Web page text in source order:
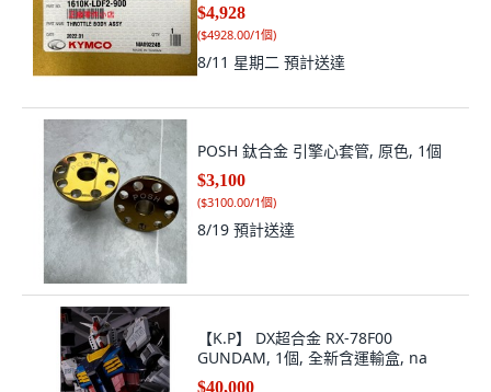
$4,928
($4928.00/1個)
8/11 星期二 預計送達
POSH 鈦合金 引擎心套管, 原色, 1個
$3,100
($3100.00/1個)
8/19 預計送達
【K.P】 DX超合金 RX-78F00
GUNDAM, 1個, 全新含運輸盒, na
$40,000